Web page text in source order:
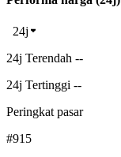
24j
24j Terendah --
24j Tertinggi --
Peringkat pasar
#915